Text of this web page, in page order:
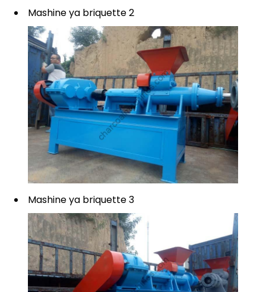
Mashine ya briquette 2
Mashine ya briquette 3